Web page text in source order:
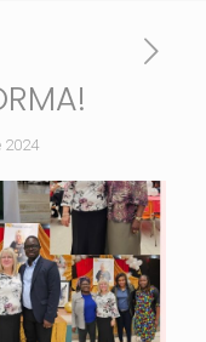
2024